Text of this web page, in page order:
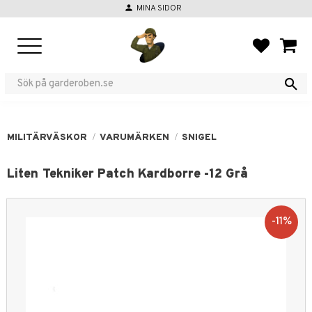
person MINA SIDOR
MILITÄRVÄSKOR VARUMÄRKEN SNIGEL
Liten Tekniker Patch Kardborre -12 Grå
11%